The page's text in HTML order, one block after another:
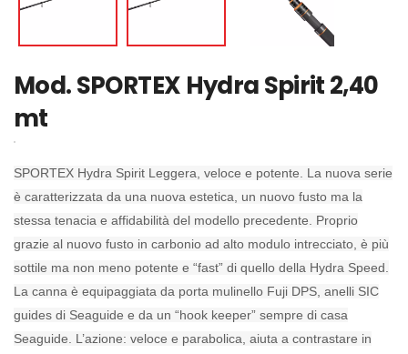
Mod.SPORTEX Hydra Spirit 2,40
mt
SPORTEX Hydra Spirit Leggera, veloce e potente. La nuova serie
è caratterizzata da una nuova estetica, un nuovo fusto ma la
stessa tenacia e affidabilità del modello precedente. Proprio
grazie al nuovo fusto in carbonio ad alto modulo intrecciato, è più
sottile ma non meno potente e “fast” di quello della Hydra Speed.
La canna è equipaggiata da porta mulinello Fuji DPS, anelli SIC
guides di Seaguide e da un “hook keeper” sempre di casa
Seaguide. L’azione: veloce e parabolica, aiuta a contrastare in